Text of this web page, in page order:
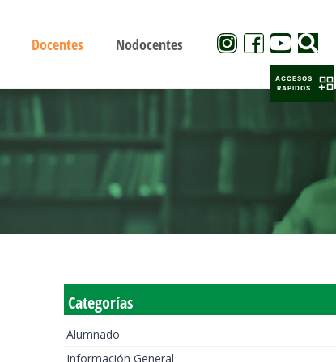
Docentes Nodocentes
Categorías
Alumnado
Información General
ACCESOS
RAPIDOS